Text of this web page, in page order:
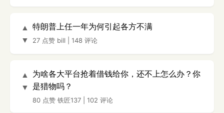
▲
▼
特朗普上任一年为何引起各方不满
27 点赞 bill 148 评论
▲
▼
为啥各大平台抢着借钱给你，还不上怎么办？你
是猎物吗？
80 点赞 铁匠137 102 评论